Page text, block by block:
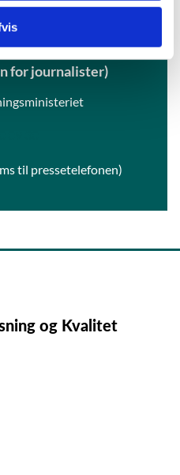
for journalister)
til pressetelefonen)
og Kvalitet